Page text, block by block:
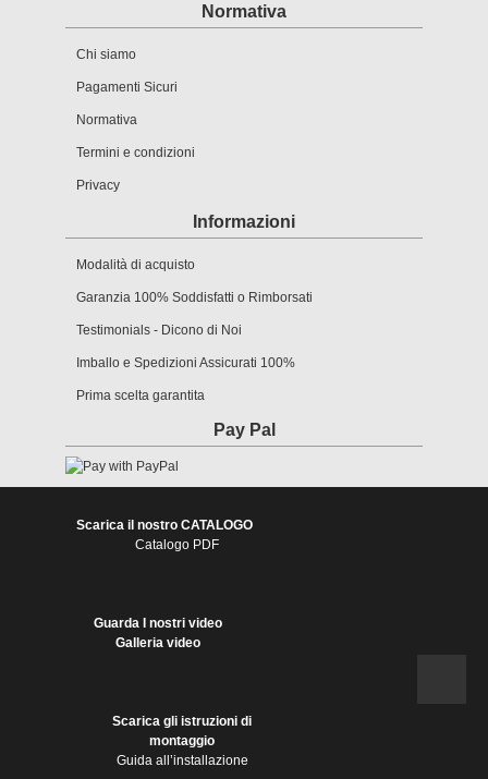
Normativa
Chi siamo
Pagamenti Sicuri
Normativa
Termini e condizioni
Privacy
Informazioni
Modalità di acquisto
Garanzia 100% Soddisfatti o Rimborsati
Testimonials - Dicono di Noi
Imballo e Spedizioni Assicurati 100%
Prima scelta garantita
Pay Pal
Scarica il nostro CATALOGO
Catalogo PDF
Guarda I nostri video
Galleria video
Scarica gli istruzioni di
montaggio
Guida all’installazione